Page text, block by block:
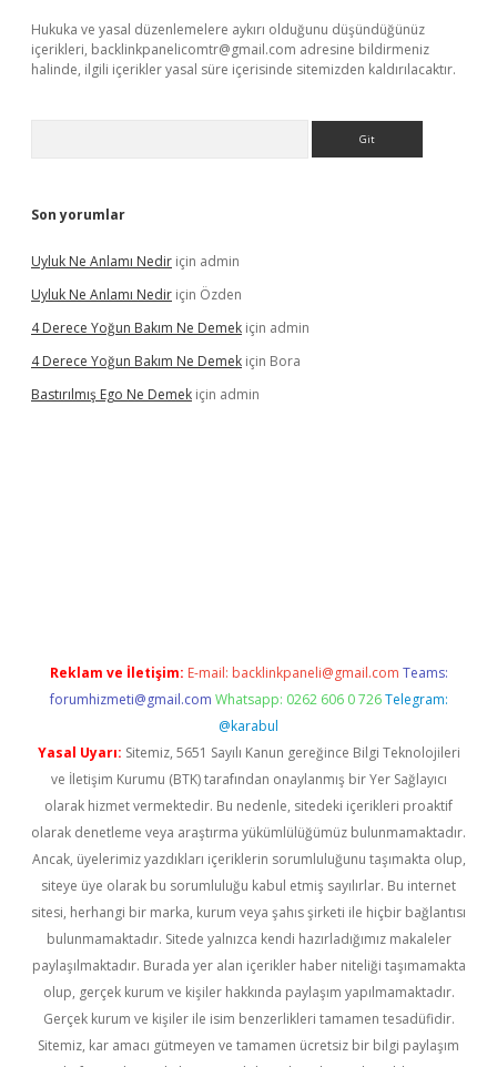
Hukuka ve yasal düzenlemelere aykırı olduğunu düşündüğünüz
içerikleri, backlinkpanelicomtr@gmail.com adresine bildirmeniz
halinde, ilgili içerikler yasal süre içerisinde sitemizden kaldırılacaktır.
Son yorumlar
Uyluk Ne Anlamı Nedir için admin
Uyluk Ne Anlamı Nedir için Özden
4 Derece Yoğun Bakım Ne Demek için admin
4 Derece Yoğun Bakım Ne Demek için Bora
Bastırılmış Ego Ne Demek için admin
Reklam ve İletişim: E-mail: backlinkpaneli@gmail.com Teams:
forumhizmeti@gmail.com Whatsapp: 0262 606 0 726 Telegram:
@karabul
Yasal Uyarı: Sitemiz, 5651 Sayılı Kanun gereğince Bilgi Teknolojileri
ve İletişim Kurumu (BTK) tarafından onaylanmış bir Yer Sağlayıcı
olarak hizmet vermektedir. Bu nedenle, sitedeki içerikleri proaktif
olarak denetleme veya araştırma yükümlülüğümüz bulunmamaktadır.
Ancak, üyelerimiz yazdıkları içeriklerin sorumluluğunu taşımakta olup,
siteye üye olarak bu sorumluluğu kabul etmiş sayılırlar. Bu internet
sitesi, herhangi bir marka, kurum veya şahıs şirketi ile hiçbir bağlantısı
bulunmamaktadır. Sitede yalnızca kendi hazırladığımız makaleler
paylaşılmaktadır. Burada yer alan içerikler haber niteliği taşımamakta
olup, gerçek kurum ve kişiler hakkında paylaşım yapılmamaktadır.
Gerçek kurum ve kişiler ile isim benzerlikleri tamamen tesadüfidir.
Sitemiz, kar amacı gütmeyen ve tamamen ücretsiz bir bilgi paylaşım